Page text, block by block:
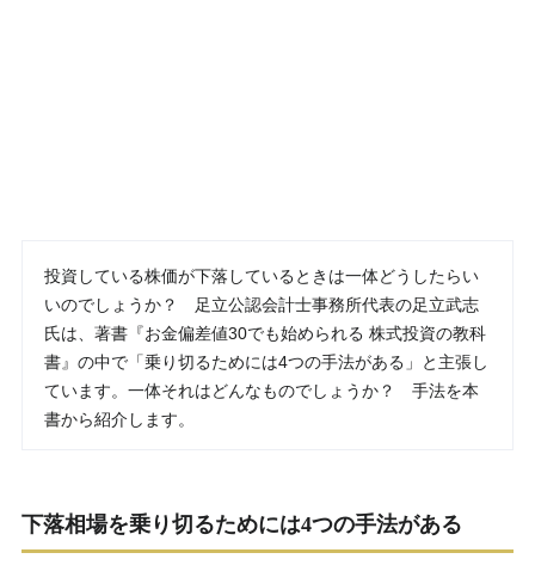
投資している株価が下落しているときは一体どうしたらい
いのでしょうか？ 足立公認会計士事務所代表の足立武志
氏は、著書『お金偏差値30でも始められる 株式投資の教科
書』の中で「乗り切るためには4つの手法がある」と主張し
ています。一体それはどんなものでしょうか？ 手法を本
書から紹介します。
下落相場を乗り切るためには4つの手法がある